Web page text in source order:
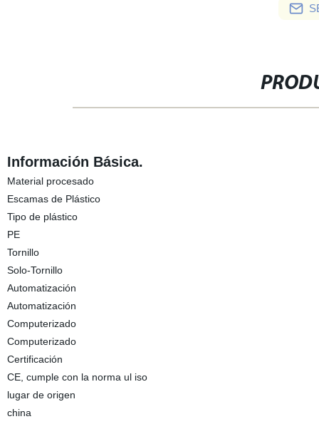
Información Básica.
Material procesado
Escamas de Plástico
Tipo de plástico
PE
Tornillo
Solo-Tornillo
Automatización
Automatización
Computerizado
Computerizado
Certificación
CE, cumple con la norma ul iso
lugar de origen
china